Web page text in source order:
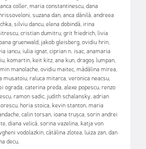
anca coller,maria constantinescu,dana
,suzana dan,anca dănilă,andreea
,silviu dancu,elena dobindă, irina
,cristian dumitru,grit friedrich,livia
gruenwald, jakob gleisberg,ovidiu hrin,
iancu, iulia ignat,ciprian n. isac,anamaria
,komartin,keit kitz,ana kun,dragoș lumpan,
manolache,ovidiu maitec,mădălina mirea,
musatoiu,raluca mitarca,veronica neacsu,
ograda,caterina preda,alexe popescu,renzo
,ramon sadic, judith schalansky,adrian
,horia stoica,kevin stanton,maria
,calin torsan, ioana trușca,sorin andrei
,diana velică,sorina vazelina,katja von
vodolazkin,cătălina zlotea,luiza zan,dan
decu,